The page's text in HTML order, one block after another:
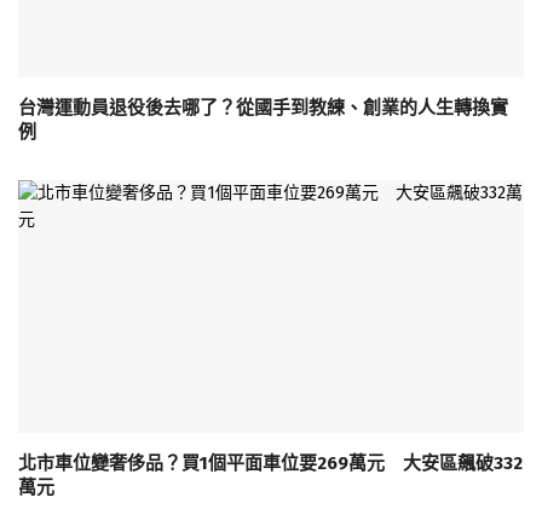
台灣運動員退役後去哪了？從國手到教練、創業的人生轉換實
例
北市車位變奢侈品？買1個平面車位要269萬元 大安區飆破332
萬元